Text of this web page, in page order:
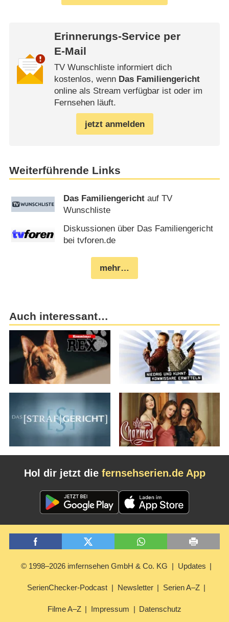
Erinnerungs-Service per
E-Mail
TV Wunschliste informiert dich
kostenlos, wenn Das Familiengericht
online als Stream verfügbar ist oder im
Fernsehen läuft.
jetzt anmelden
Weiterführende Links
Das Familiengericht auf TV
Wunschliste
Diskussionen über Das Familiengericht
bei tvforen.de
mehr…
Auch interessant…
Hol dir jetzt die fernsehserien.de App
© 1998–2026 imfernsehen GmbH & Co. KG Updates
SerienChecker-Podcast Newsletter Serien A–Z
Filme A–Z Impressum Datenschutz